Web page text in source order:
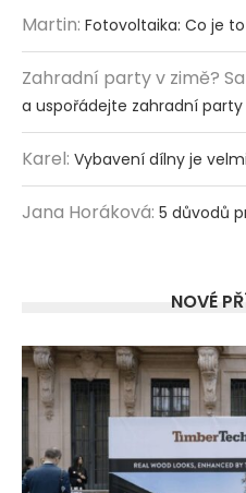
Martin: Fotovoltaika: Co je
Zahradní party v zimě?
a uspořádejte zahradní party
Karel: Vybavení dílny je
Jana Horáková: 5 důvodů
NOVÉ